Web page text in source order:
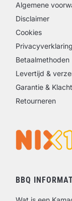
Algemene
Disclaimer
Cookies
Privacyverklaring
Betaalmethoden
Levertijd &
Garantie &
Retourneren
BBQ